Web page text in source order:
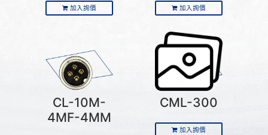
加入詢價 加入詢價
CL-10M-
4MF-4MM
CML-300
加入詢價